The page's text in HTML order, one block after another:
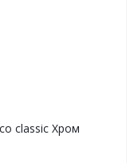
classic Хром